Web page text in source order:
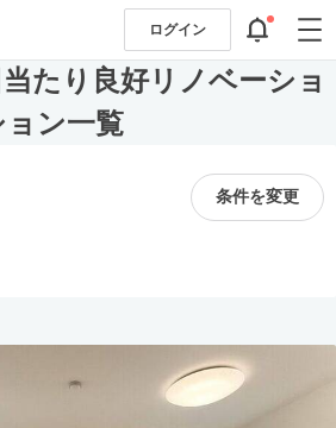
ログイン
たり良好リノベーショ
ン一覧
条件を変更